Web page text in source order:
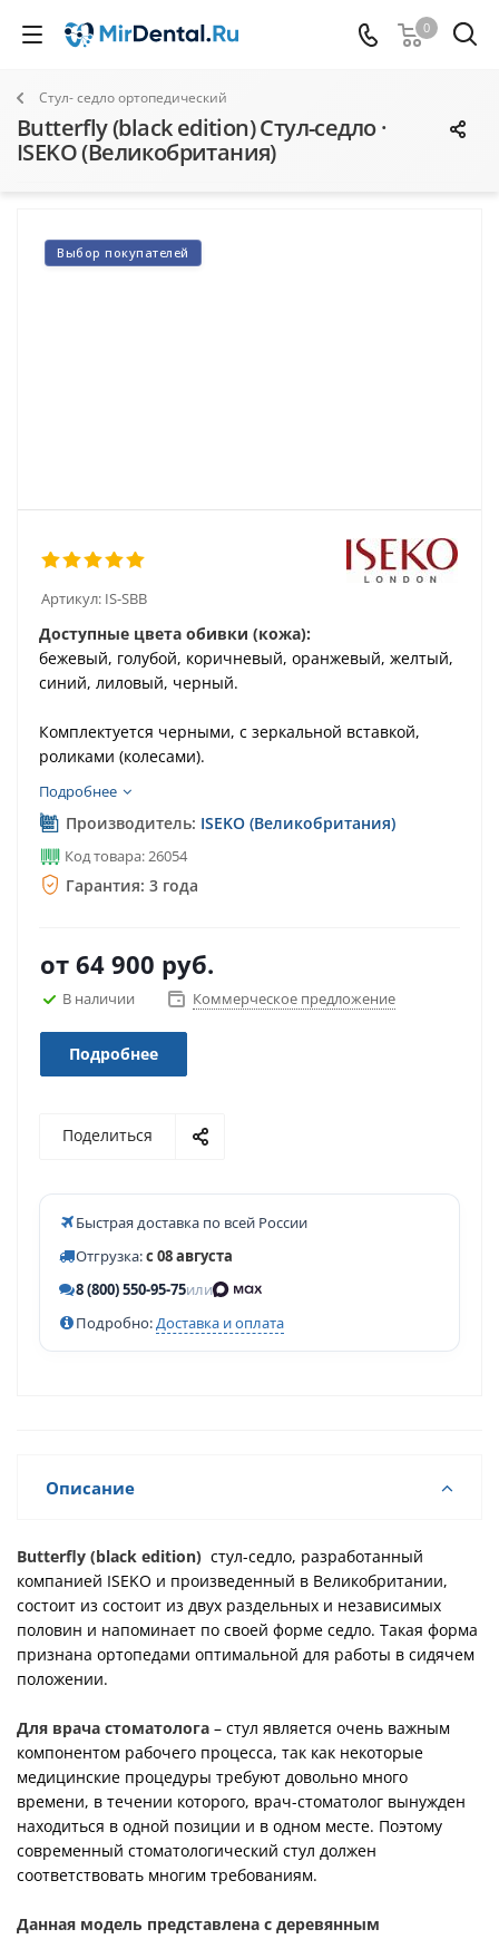
0
Стул- седло ортопедический
Butterfly (black edition) Стул-седло ·
ISEKO (Великобритания)
Выбор покупателей
Артикул: IS-SBB
Доступные цвета обивки (кожа):
бежевый, голубой, коричневый, оранжевый, желтый,
синий, лиловый, черный.
Комплектуется черными, с зеркальной вставкой,
роликами (колесами).
Подробнее
Производитель: ISEKO (Великобритания)
Код товара: 26054
Гарантия: 3 года
от 64 900 руб.
В наличии Коммерческое предложение
Подробнее
Поделиться
Быстрая доставка по всей России
Отгрузка:с 08 августа
8 (800) 550-95-75или
Подробно:Доставка и оплата
Описание
Butterfly (black edition) стул-седло, разработанный
компанией ISEKO и произведенный в Великобритании,
состоит из состоит из двух раздельных и независимых
половин и напоминает по своей форме седло. Такая форма
признана ортопедами оптимальной для работы в сидячем
положении.
Для врача стоматолога – стул является очень важным
компонентом рабочего процесса, так как некоторые
медицинские процедуры требуют довольно много
времени, в течении которого, врач-стоматолог вынужден
находиться в одной позиции и в одном месте. Поэтому
современный стоматологический стул должен
соответствовать многим требованиям.
Данная модель представлена с деревянным